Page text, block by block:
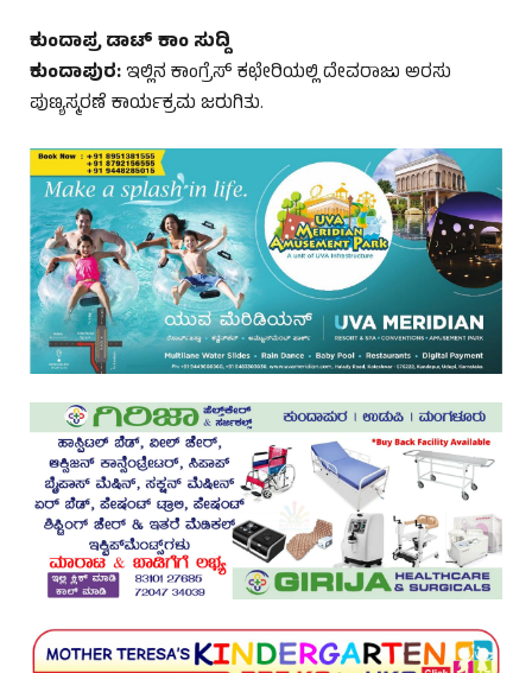
ಕುಂದಾಪ್ರ ಡಾಟ್ ಕಾಂ ಸುದ್ದಿ
ಕುಂದಾಪುರ:ಇಲ್ಲಿನ ಕಾಂಗ್ರೆಸ್ ಕಛೇರಿಯಲ್ಲಿ ದೇವರಾಜು ಅರಸು
ಪುಣ್ಯಸ್ಮರಣೆ ಕಾರ್ಯಕ್ರಮ ಜರುಗಿತು.